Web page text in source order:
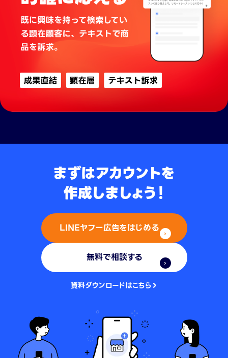
まずはアカウントを
作成しましょう！
LINEヤフー広告をはじめる
無料で相談する
資料ダウンロードはこちら